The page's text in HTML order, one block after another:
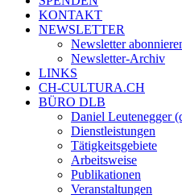
KONTAKT
NEWSLETTER
Newsletter
Newsletter-Archiv
LINKS
CH-CULTURA.CH
BÜRO DLB
Daniel Leutenegger
Dienstleistungen
Tätigkeitsgebiete
Arbeitsweise
Publikationen
Veranstaltungen